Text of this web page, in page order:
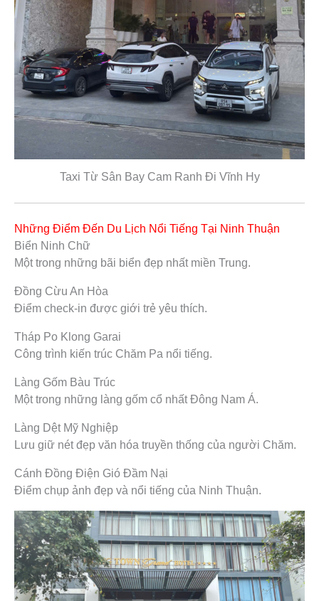
Taxi Từ Sân Bay Cam Ranh Đi Vĩnh Hy
Những Điểm Đến Du Lịch Nổi Tiếng Tại Ninh Thuận
Biển Ninh Chữ
Một trong những bãi biển đẹp nhất miền Trung.
Đồng Cừu An Hòa
Điểm check-in được giới trẻ yêu thích.
Tháp Po Klong Garai
Công trình kiến trúc Chăm Pa nổi tiếng.
Làng Gốm Bàu Trúc
Một trong những làng gốm cổ nhất Đông Nam Á.
Làng Dệt Mỹ Nghiệp
Lưu giữ nét đẹp văn hóa truyền thống của người Chăm.
Cánh Đồng Điện Gió Đầm Nại
Điểm chụp ảnh đẹp và nổi tiếng của Ninh Thuận.